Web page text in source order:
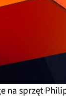
na sprzęt